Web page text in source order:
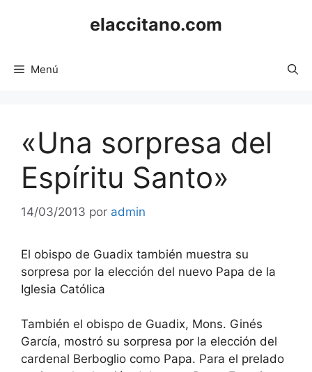
elaccitano.com
Menú
«Una sorpresa del
Espíritu Santo»
14/03/2013 por admin
El obispo de Guadix también muestra su
sorpresa por la elección del nuevo Papa de la
Iglesia Católica
También el obispo de Guadix, Mons. Ginés
García, mostró su sorpresa por la elección del
cardenal Berboglio como Papa. Para el prelado